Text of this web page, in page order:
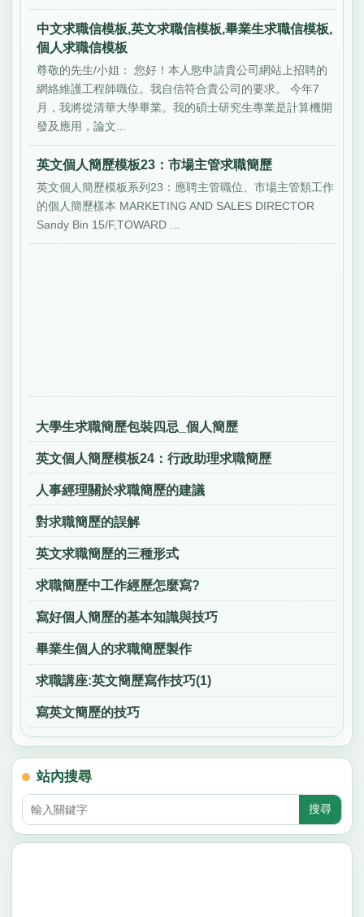
中文求職信模板,英文求職信模板,畢業生求職信模板,
個人求職信模板
尊敬的先生/小姐： 您好！本人慾申請貴公司網站上招聘的
網絡維護工程師職位。我自信符合貴公司的要求。 今年7
月，我將從清華大學畢業。我的碩士研究生專業是計算機開
發及應用，論文...
英文個人簡歷模板23：市場主管求職簡歷
英文個人簡歷模板系列23：應聘主管職位、市場主管類工作
的個人簡歷樣本 MARKETING AND SALES DIRECTOR
Sandy Bin 15/F,TOWARD ...
大學生求職簡歷包裝四忌_個人簡歷
英文個人簡歷模板24：行政助理求職簡歷
人事經理關於求職簡歷的建議
對求職簡歷的誤解
英文求職簡歷的三種形式
求職簡歷中工作經歷怎麼寫?
寫好個人簡歷的基本知識與技巧
畢業生個人的求職簡歷製作
求職講座:英文簡歷寫作技巧(1)
寫英文簡歷的技巧
站內搜尋